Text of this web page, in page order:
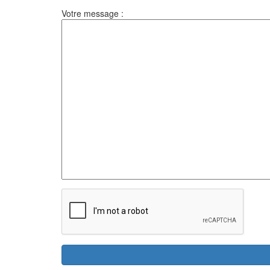
Votre message :